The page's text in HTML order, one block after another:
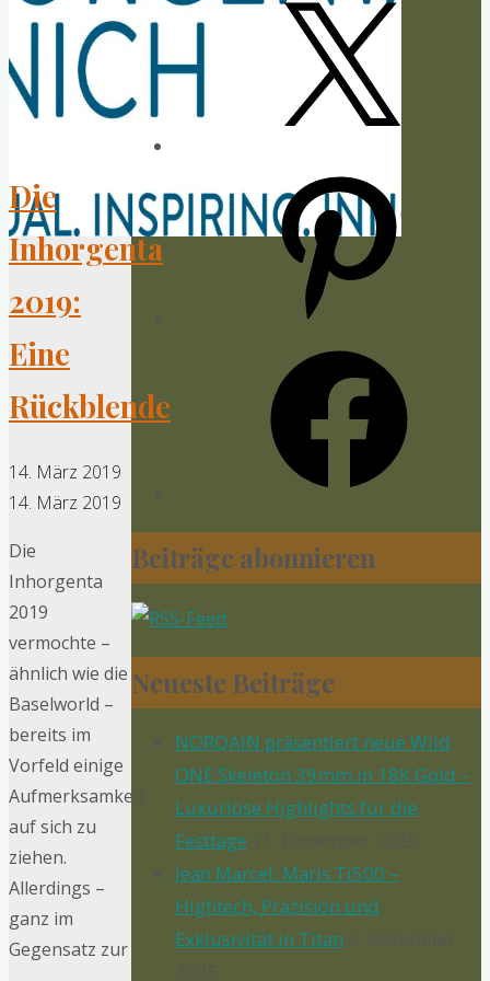
Die
Inhorgenta
2019:
Eine
Rückblende
14. März 2019
14. März 2019
Die
Inhorgenta
2019
vermochte –
ähnlich wie die
Baselworld –
bereits im
Vorfeld einige
Aufmerksamkeit
auf sich zu
ziehen.
Allerdings –
ganz im
Gegensatz zur
Beiträge abonnieren
Neueste Beiträge
NORQAIN präsentiert neue Wild
ONE Skeleton 39mm in 18K Gold –
Luxuriöse Highlights für die
Festtage 11. Dezember 2025
Jean Marcel: Maris Ti500 –
Hightech, Präzision und
Exklusivität in Titan 5. Dezember
2025